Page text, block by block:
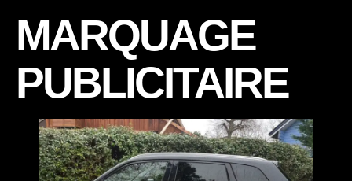
MARQUAGE
PUBLICITAIRE